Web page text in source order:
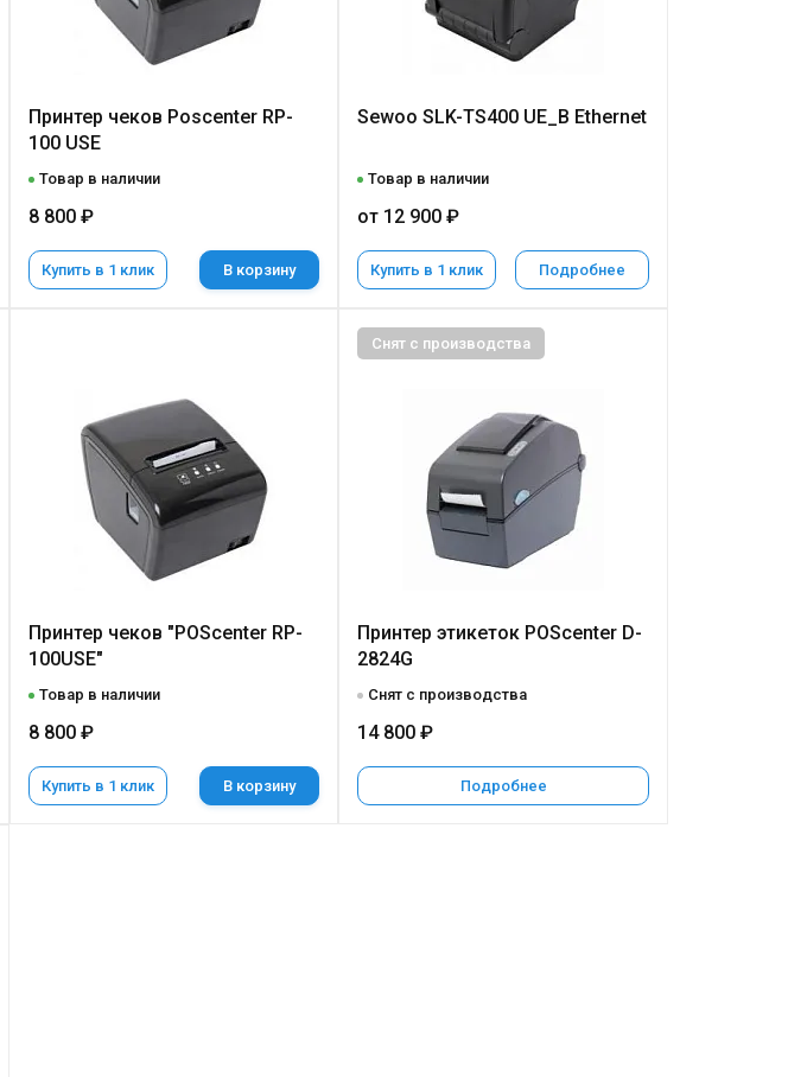
Принтер чеков Poscenter RP-
100 USE
Товар в наличии
8 800 ₽
Купить в 1 клик В корзину
Sewoo SLK-TS400 UE_B Ethernet
Товар в наличии
от 12 900 ₽
Купить в 1 клик Подробнее
Принтер чеков "POScenter RP-
100USE"
Товар в наличии
8 800 ₽
Купить в 1 клик В корзину
Снят с производства
Принтер этикеток POScenter D-
2824G
Снят с производства
14 800 ₽
Подробнее